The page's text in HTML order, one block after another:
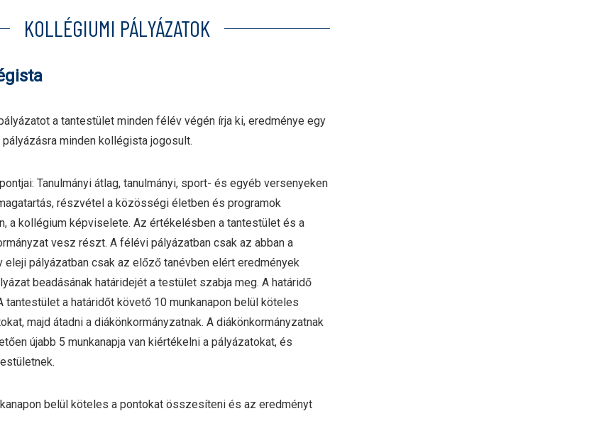
KOLLÉGIUMI PÁLYÁZATOK
a tantestület minden félév végén írja ki, eredménye egy
minden kollégista jogosult.
Tanulmányi átlag, tanulmányi, sport- és egyéb versenyeken
részvétel a közösségi életben és programok
a kollégium képviselete. Az értékelésben a tantestület és a
vesz részt. A félévi pályázatban csak az abban a
eleji pályázatban csak az előző tanévben elért eredmények
beadásának határidejét a testület szabja meg. A határidő
tantestület a határidőt követő 10 munkanapon belül köteles
majd átadni a diákönkormányzatnak. A diákönkormányzatnak
újabb 5 munkanapja van kiértékelni a pályázatokat, és
belül köteles a pontokat összesíteni és az eredményt